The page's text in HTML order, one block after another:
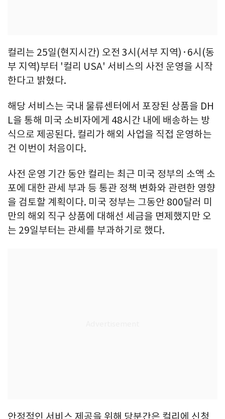
컬리는 25일(현지시간) 오전 3시(서부 지역)·6시(동
부 지역)부터 '컬리 USA' 서비스의 사전 운영을 시작
한다고 밝혔다.
해당 서비스는 국내 물류센터에서 포장된 상품을 DH
L을 통해 미국 소비자에게 48시간 내에 배송하는 방
식으로 제공된다. 컬리가 해외 사업을 직접 운영하는
건 이번이 처음이다.
사전 운영 기간 동안 컬리는 최근 미국 정부의 소액 소
포에 대한 관세 부과 등 통관 정책 변화와 관련한 영향
을 검토할 계획이다. 미국 정부는 그동안 800달러 미
만의 해외 직구 상품에 대해선 세금을 면제했지만 오
는 29일부터는 관세를 부과하기로 했다.
안정적인 서비스 제공을 위해 당분간은 컬리에 신청